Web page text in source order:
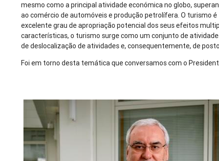
mesmo como a principal atividade económica no globo,
ao comércio de automóveis e produção petrolífera. O turismo
excelente grau de apropriação potencial dos seus efeitos
características, o turismo surge como um conjunto de
de deslocalização de atividades e, consequentemente, de
Foi em torno desta temática que conversamos com o